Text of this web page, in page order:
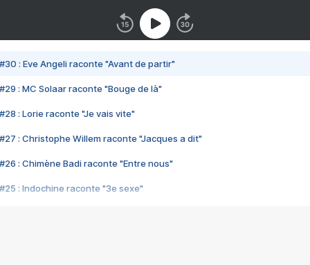
#30 : Eve Angeli raconte "Avant de partir"
#29 : MC Solaar raconte "Bouge de là"
#28 : Lorie raconte "Je vais vite"
#27 : Christophe Willem raconte "Jacques a dit"
#26 : Chimène Badi raconte "Entre nous"
#25 : Indochine raconte "3e sexe"